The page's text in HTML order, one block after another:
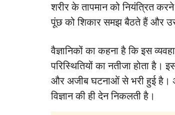
शरीर के तापमान को नियंत्रित करने
पूंछ को शिकार समझ बैठते हैं और उस
वैज्ञानिकों का कहना है कि इस
परिस्थितियों का नतीजा होता है।
और अजीब घटनाओं से भरी हुई है।
विज्ञान की ही देन निकलती है।